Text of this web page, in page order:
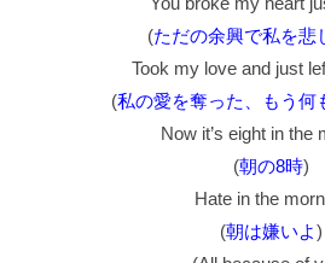
(ただの余興で私を悲
Took my love and just
(私の愛を奪った、もう何
Now it’s eight in the
(朝の8時)
Hate in the
(朝は嫌いよ)